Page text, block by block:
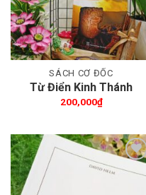
SÁCH CƠ ĐỐC
Từ Điển Kinh Thánh
dành cho Sinh Viên
200,000₫